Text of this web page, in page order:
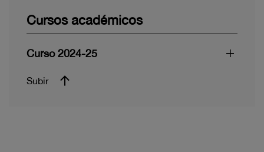
Cursos académicos
Curso 2024-25
Subir